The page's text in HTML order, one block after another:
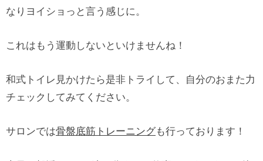
なりヨイショっと言う感じに。
これはもう運動しないといけませんね！
和式トイレ見かけたら是非トライして、自分のおまた力
チェックしてみてください。
サロンでは骨盤底筋トレーニングも行っております！